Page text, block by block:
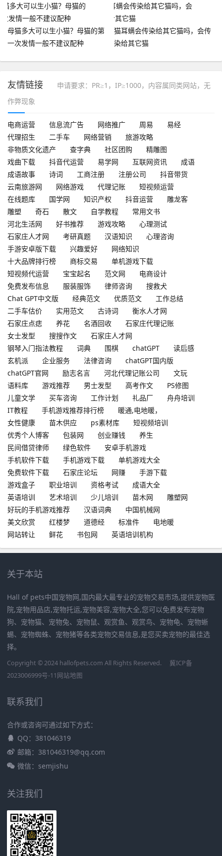
母猫多大可以生小猫？母猫的第
一次发情一般不建议配种
猫耳螨会传染给其它猫吗，会传
染给其它猫
友情链接
申请要求：PR≥1，IP≥1000，内容属同类网站，无
作弊现象
电商运营 信息流广告 网络推广 周易
易经
代理招生
二手车 网络营销
旅游攻略
非物质文化遗产
查字典 社区团购
精雕图
戏曲下载
抖音代运营 易学网 互联网资讯
成语
成语故事
诗词 工商注册 注册公司
抖音带货
云南旅游网
网络游戏 代理记账
短视频运营
在线题库
国学网 知识产权 抖音运营
雕龙客
雕塑
奇石 散文 自学教程
常用文书
河北生活网
好书推荐 游戏攻略
心理测试
石家庄人才网
考研真题 汉语知识
心理咨询
手游安卓版下载
兴趣爱好
网络知识
十大品牌排行榜
商标交易
单机游戏下载
短视频代运营
宝宝起名 范文网
电商设计
免费发布信息
服装服饰 律师咨询
搜救犬
Chat GPT中文版
经典范文 优质范文
工作总结
二手车估价
实用范文 古诗词
衡水人才网
石家庄点痣
养花 名酒回收
石家庄代理记账
女士发型
搜搜作文
石家庄人才网
钢琴入门指法教程
词典 围棋 chatGPT
读后感
玄机派
企业服务 法律咨询
chatGPT国内版
chatGPT官网
励志名言 河北代理记账公司
文玩
语料库
游戏推荐 男士发型 高考作文
PS修图
儿童文学
买车咨询 工作计划 礼品厂
舟舟培训
IT教程
手机游戏推荐排行榜
暖通,电地暖，
女性健康
苗木供应 ps素材库
短视频培训
优秀个人博客
包装网 创业赚钱
养生
民间借贷律师
绿色软件
安卓手机游戏
手机软件下载
手机游戏下载
单机游戏大全
免费软件下载
石家庄论坛 网赚
手游下载
游戏盒子
职业培训 资格考试
成语大全
英语培训
艺术培训 少儿培训 苗木网
雕塑网
好玩的手机游戏推荐
汉语词典
中国机械网
美文欣赏
红楼梦 道德经 标准件
电地暖
网站转让
鲜花 书包网 英语培训机构
关于本站
Hall of pets中国宠物网,国内最大最专业的宠物交易市场,提供宠物医
院,宠物用品店,宠物托运,宠物美容,宠物大全,您可以免费发布宠物
狗、宠物猫、宠物兔、宠物鼠、观赏鱼、观赏鸟、宠物龟、宠物蜥
蜴、宠物蜘蛛、宠物猪等各类宠物交易信息,是您买卖宠物的最佳选
择。
Copyright © 2024 hallofpets.com All Rights Reserved.
冀ICP备
2023006999号-11网站地图
联系我们
合作或咨询可通过如下方式：
QQ：381046319
邮箱：381046319@qq.com
微信：semjishu
关注我们